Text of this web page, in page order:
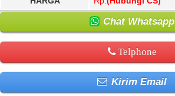
Chat Whatsapp
Telphone
Kirim Email